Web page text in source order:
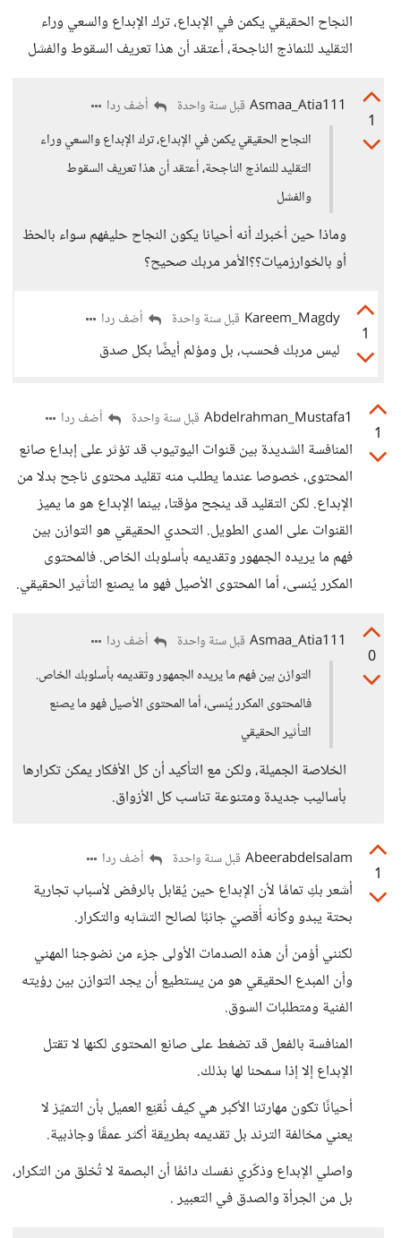
النجاح الحقيقي يكمن في الإبداع، ترك الإبداع والسعي وراء
التقليد للنماذج الناجحة، أعتقد أن هذا تعريف السقوط والفشل
1
Asmaa_Atia111 قبل سنة واحدة
أضف ردا
النجاح الحقيقي يكمن في الإبداع، ترك الإبداع والسعي وراء
التقليد للنماذج الناجحة، أعتقد أن هذا تعريف السقوط
والفشل
وماذا حين أخبرك أنه أحيانا يكون النجاح حليفهم سواء بالحظ
أو بالخوارزميات؟؟الأمر مربك صحيح؟
1
Kareem_Magdy قبل سنة واحدة أضف ردا
ليس مربك فحسب، بل ومؤلم أيضًا بكل صدق
1
Abdelrahman_Mustafa1 قبل سنة واحدة أضف ردا
المنافسة الشديدة بين قنوات اليوتيوب قد تؤثر على إبداع صانع
المحتوى، خصوصا عندما يطلب منه تقليد محتوى ناجح بدلا من
الإبداع. لكن التقليد قد ينجح مؤقتا، بينما الإبداع هو ما يميز
القنوات على المدى الطويل. التحدي الحقيقي هو التوازن بين
فهم ما يريده الجمهور وتقديمه بأسلوبك الخاص. فالمحتوى
المكرر يُنسى، أما المحتوى الأصيل فهو ما يصنع التأثير الحقيقي.
0
Asmaa_Atia111 قبل سنة واحدة
أضف ردا
التوازن بين فهم ما يريده الجمهور وتقديمه بأسلوبك الخاص.
فالمحتوى المكرر يُنسى، أما المحتوى الأصيل فهو ما يصنع
التأثير الحقيقي
الخلاصة الجميلة، ولكن مع التأكيد أن كل الأفكار يمكن تكرارها
بأساليب جديدة ومتنوعة تناسب كل الأزواق.
1
Abeerabdelsalam قبل سنة واحدة أضف ردا
أشعر بكِ تمامًا لأن الإبداع حين يُقابل بالرفض لأسباب تجارية
بحتة يبدو وكأنه أُقصيَ جانبًا لصالح التشابه والتكرار.
لكنني أؤمن أن هذه الصدمات الأولى جزء من نضوجنا المهني
وأن المبدع الحقيقي هو من يستطيع أن يجد التوازن بين رؤيته
الفنية ومتطلبات السوق.
المنافسة بالفعل قد تضغط على صانع المحتوى لكنها لا تقتل
الإبداع إلا إذا سمحنا لها بذلك.
أحيانًا تكون مهارتنا الأكبر هي كيف نُقنِع العميل بأن التميّز لا
يعني مخالفة الترند بل تقديمه بطريقة أكثر عمقًا وجاذبية.
واصلي الإبداع وذكّري نفسك دائمًا أن البصمة لا تُخلق من التكرار،
بل من الجرأة والصدق في التعبير .